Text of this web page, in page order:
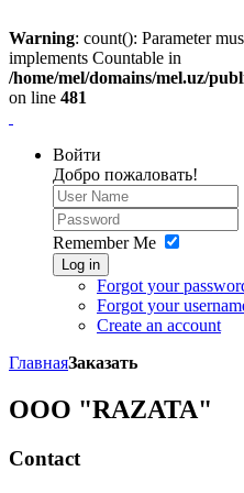
Warning: count(): Parameter
implements Countable in
/home/mel/domains/mel.uz/
on line 481
Войти
Добро пожаловать!
Remember Me
Log in
Forgot your
Forgot your
Create an account
ГлавнаяЗаказать
OOO "RAZATA"
Contact